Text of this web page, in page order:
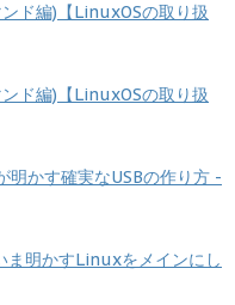
ド編)【LinuxOSの取り扱
ド編)【LinuxOSの取り扱
かす確実なUSBの作り方 -
明かすLinuxをメインにし